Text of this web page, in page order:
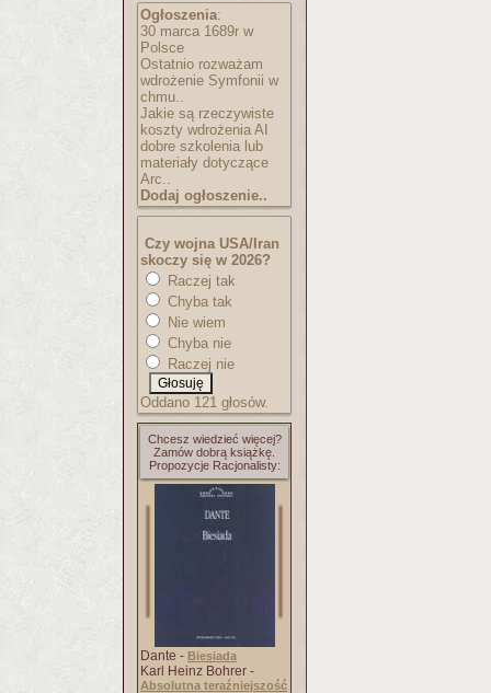
Ogłoszenia:
30 marca 1689r w
Polsce
Ostatnio rozważam
wdrożenie Symfonii w
chmu..
Jakie są rzeczywiste
koszty wdrożenia AI
dobre szkolenia lub
materiały dotyczące
Arc..
Dodaj ogłoszenie..
Czy wojna USA/Iran
skoczy się w 2026?
Raczej tak
Chyba tak
Nie wiem
Chyba nie
Raczej nie
Oddano 121 głosów.
Chcesz wiedzieć więcej?
Zamów dobrą książkę.
Propozycje Racjonalisty:
Dante - Biesiada
Karl Heinz Bohrer -
Absolutna teraźniejszość